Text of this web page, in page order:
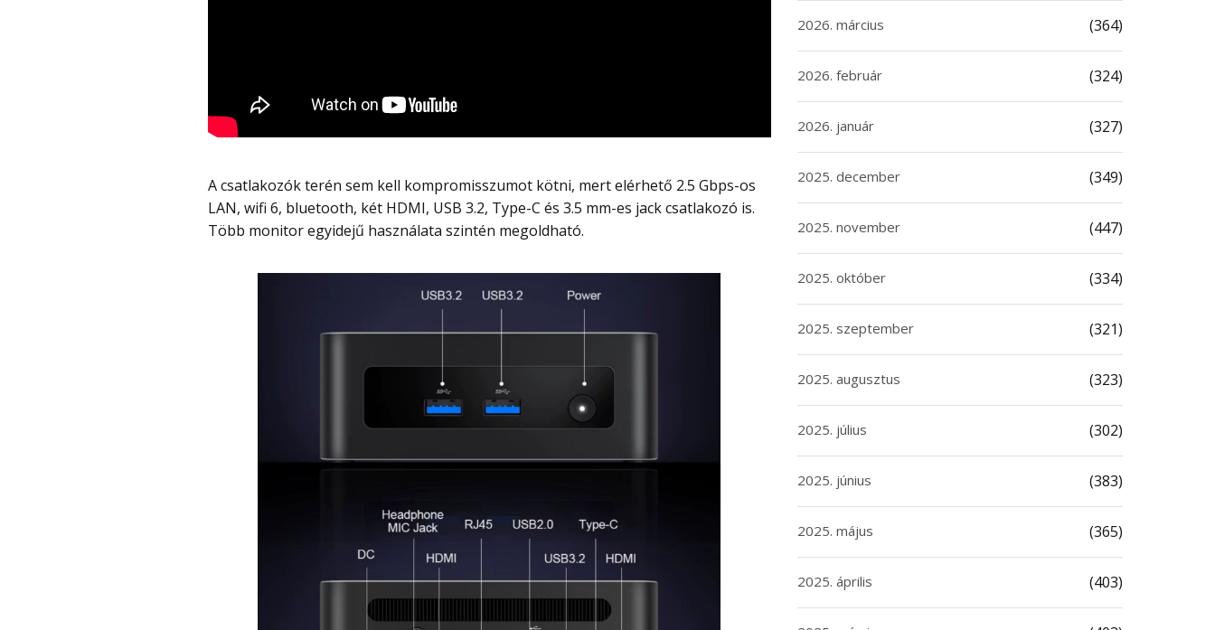
A csatlakozók terén sem kell kompromisszumot kötni, mert elérhető 2.5 Gbps-os
LAN, wifi 6, bluetooth, két HDMI, USB 3.2, Type-C és 3.5 mm-es jack csatlakozó is.
Több monitor egyidejű használata szintén megoldható.
2026. március (364)
2026. február (324)
2026. január (327)
2025. december (349)
2025. november (447)
2025. október (334)
2025. szeptember (321)
2025. augusztus (323)
2025. július (302)
2025. június (383)
2025. május (365)
2025. április (403)